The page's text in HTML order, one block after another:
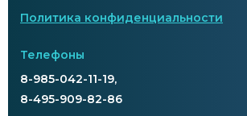
Политика конфиденциальности
Телефоны
8-985-042-11-19,
8-495-909-82-86